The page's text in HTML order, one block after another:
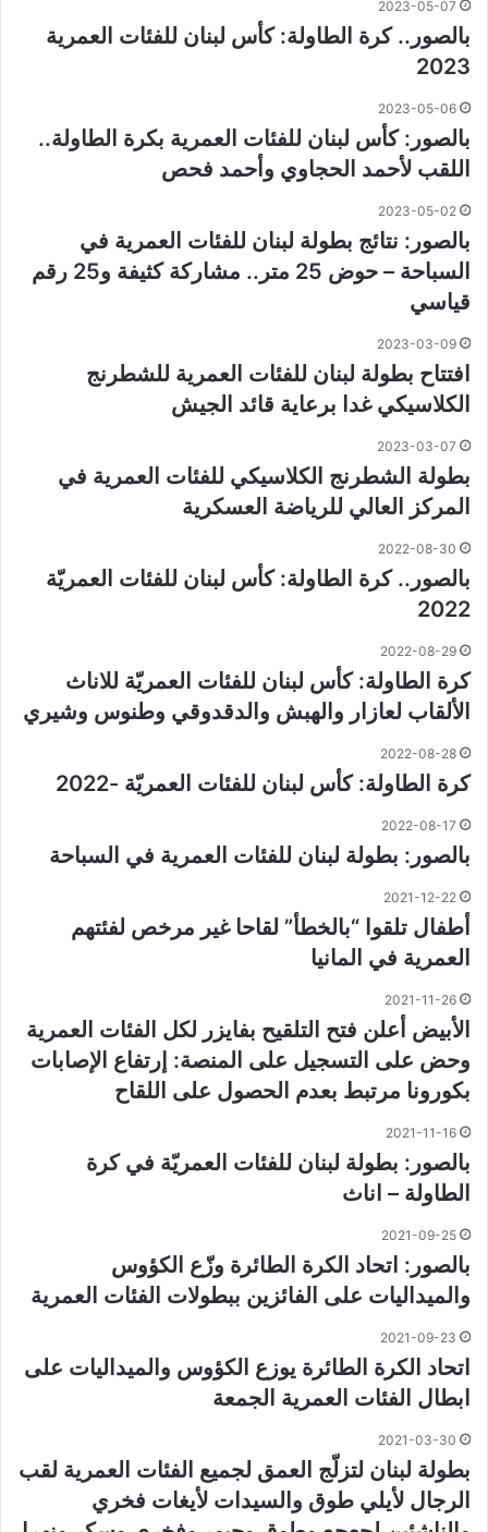
2023-05-07
بالصور.. كرة الطاولة: كأس لبنان للفئات العمرية
2023
2023-05-06
بالصور: كأس لبنان للفئات العمرية بكرة الطاولة..
اللقب لأحمد الحجاوي وأحمد فحص
2023-05-02
بالصور: نتائج بطولة لبنان للفئات العمرية في
السباحة – حوض 25 متر.. مشاركة كثيفة و25 رقم
قياسي​​
2023-03-09
افتتاح بطولة لبنان للفئات العمرية للشطرنج
الكلاسيكي غدا برعاية قائد الجيش
2023-03-07
بطولة الشطرنج الكلاسيكي للفئات العمرية في
المركز العالي للرياضة العسكرية
2022-08-30
بالصور.. كرة الطاولة: كأس لبنان للفئات العمريّة
2022
2022-08-29
كرة الطاولة: كأس لبنان للفئات العمريّة للاناث
الألقاب لعازار والهبش والدقدوقي وطنوس وشيري
2022-08-28
كرة الطاولة: كأس لبنان للفئات العمريّة -2022
2022-08-17
بالصور: بطولة لبنان للفئات العمرية في السباحة
2021-12-22
أطفال تلقوا “بالخطأ” لقاحا غير مرخص لفئتهم
العمرية في المانيا
2021-11-26
الأبيض أعلن فتح التلقيح بفايزر لكل الفئات العمرية
وحض على التسجيل على المنصة: إرتفاع الإصابات
بكورونا مرتبط بعدم الحصول على اللقاح
2021-11-16
بالصور: بطولة لبنان للفئات العمريّة في كرة
الطاولة – اناث
2021-09-25
بالصور: اتحاد الكرة الطائرة وزّع الكؤوس
والميداليات على الفائزين ببطولات الفئات العمرية
2021-09-23
اتحاد الكرة الطائرة يوزع الكؤوس والميداليات على
ابطال الفئات العمرية الجمعة
2021-03-30
بطولة لبنان لتزلّج العمق لجميع الفئات العمرية لقب
الرجال لأيلي طوق والسيدات لأيغات فخري